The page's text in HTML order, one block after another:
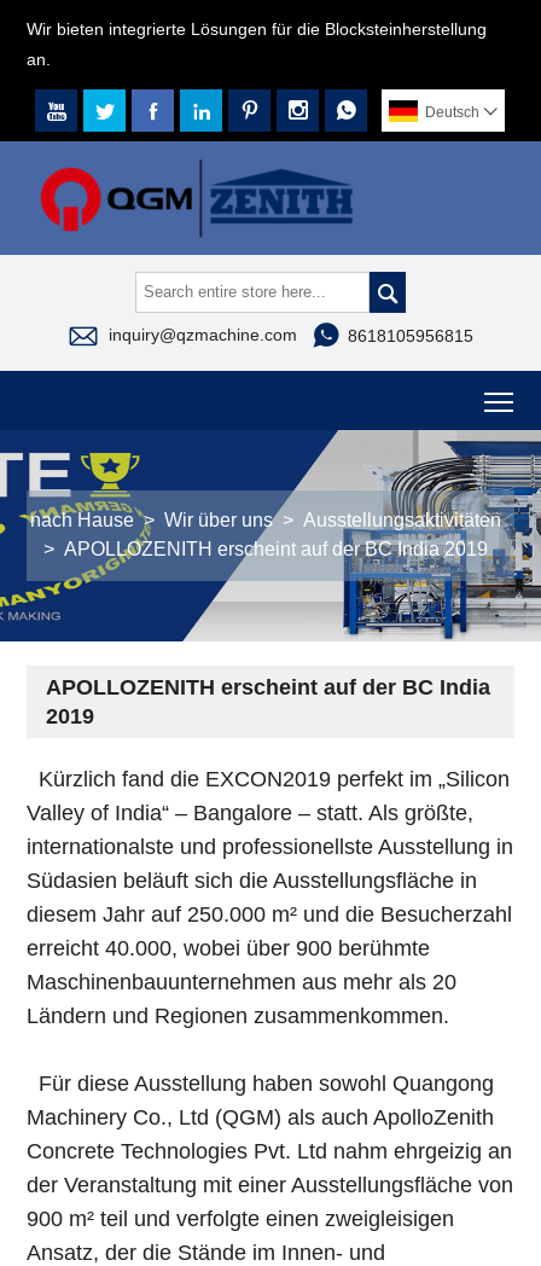
Wir bieten integrierte Lösungen für die Blocksteinherstellung
an.
       Deutsch 

 inquiry@qzmachine.com  8618105956815
nach Hause > Wir über uns > Ausstellungsaktivitäten
> APOLLOZENITH erscheint auf der BC India 2019
APOLLOZENITH erscheint auf der BC India
2019
Kürzlich fand die EXCON2019 perfekt im „Silicon
Valley of India“ – Bangalore – statt. Als größte,
internationalste und professionellste Ausstellung in
Südasien beläuft sich die Ausstellungsfläche in
diesem Jahr auf 250.000 m² und die Besucherzahl
erreicht 40.000, wobei über 900 berühmte
Maschinenbauunternehmen aus mehr als 20
Ländern und Regionen zusammenkommen.
Für diese Ausstellung haben sowohl Quangong
Machinery Co., Ltd (QGM) als auch ApolloZenith
Concrete Technologies Pvt. Ltd nahm ehrgeizig an
der Veranstaltung mit einer Ausstellungsfläche von
900 m² teil und verfolgte einen zweigleisigen
Ansatz, der die Stände im Innen- und